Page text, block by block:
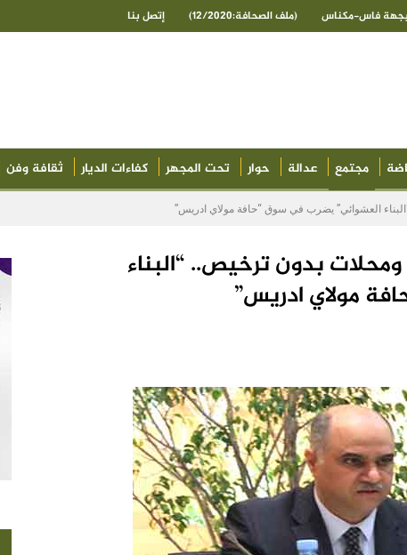
بجهة فاس-مكناس (ملف الصحافة:12/2020) إتصل بنا
مجتمع عدالة حوار تحت المجهر كفاءات الديار ثقافة وفن
العشوائي” يضرب في سوق “حافة مولاي ادريس”
ومحلات بدون ترخيص.. “البناء
مولاي ادريس”